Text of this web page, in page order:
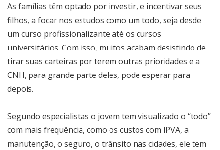
As famílias têm optado por investir, e incentivar seus
filhos, a focar nos estudos como um todo, seja desde
um curso profissionalizante até os cursos
universitários. Com isso, muitos acabam desistindo de
tirar suas carteiras por terem outras prioridades e a
CNH, para grande parte deles, pode esperar para
depois.
Segundo especialistas o jovem tem visualizado o “todo”
com mais frequência, como os custos com IPVA, a
manutenção, o seguro, o trânsito nas cidades, ele tem